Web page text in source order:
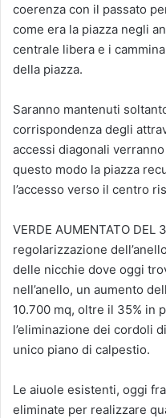
coerenza con il passato
come era la piazza negli
centrale libera e i
della piazza.
Saranno mantenuti
corrispondenza degli
accessi diagonali
questo modo la piazza
l’accesso verso il centro
VERDE AUMENTATO
regolarizzazione
delle nicchie dove oggi
nell’anello, un aumento
10.700 mq, oltre il 35% in
l’eliminazione dei cordoli
unico piano di calpestio.
Le aiuole esistenti, oggi
eliminate per realizzare